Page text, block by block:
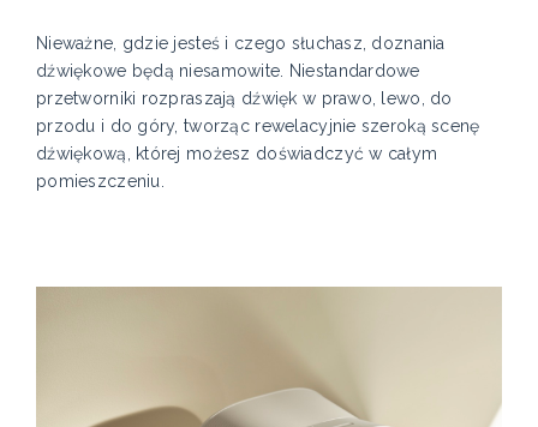
Nieważne, gdzie jesteś i czego słuchasz, doznania
dźwiękowe będą niesamowite. Niestandardowe
przetworniki rozpraszają dźwięk w prawo, lewo, do
przodu i do góry, tworząc rewelacyjnie szeroką scenę
dźwiękową, której możesz doświadczyć w całym
pomieszczeniu.